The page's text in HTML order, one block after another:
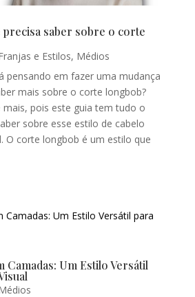
precisa saber sobre o corte
e Estilos, Médios
pensando em fazer uma mudança
mais sobre o corte longbob?
mais, pois este guia tem tudo o
sobre esse estilo de cabelo
O corte longbob é um estilo que
Camadas: Um Estilo Versátil